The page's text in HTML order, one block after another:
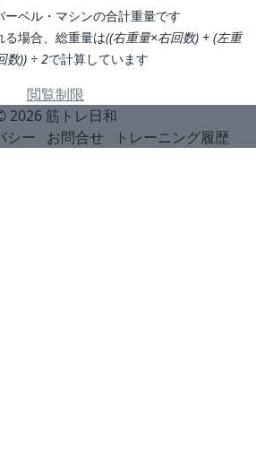
ーベル・マシンの合計重量です
場合、総重量は((右重量×右回数) + (左重
数)) ÷ 2で計算しています
閲覧制限
2026 筋トレ日和
シー お問合せ トレーニング履歴